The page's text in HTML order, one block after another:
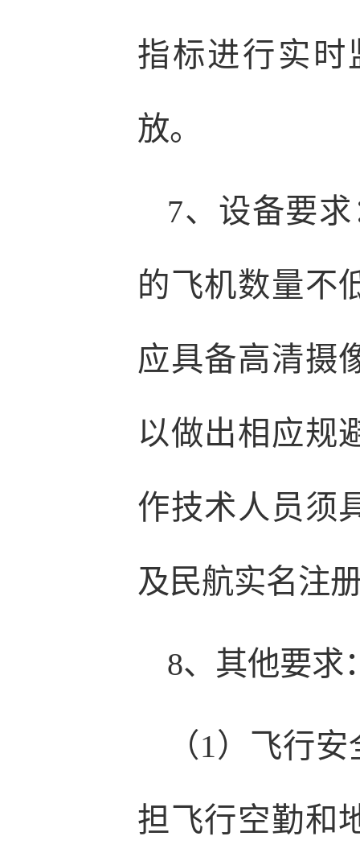
指标进行实时
放。
7、设备要
的飞机数量不
应具备高清摄
以做出相应规
作技术人员须
及民航实名注
8、其他要求
（1）飞行
担飞行空勤和